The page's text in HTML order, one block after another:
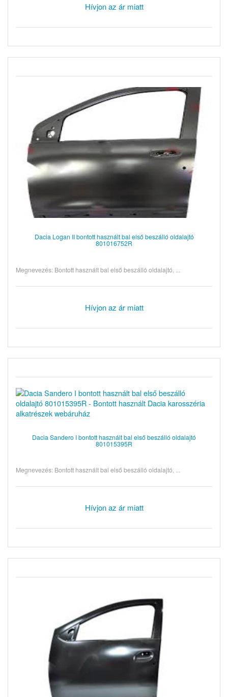
Hívjon az ár miatt
Dacia Logan II bontott használt bal első beszálló oldalajtó
801016752R
Megnevezés: Bontott használt bal első beszálló oldalajtó, ...
Hívjon az ár miatt
Dacia Sandero I bontott használt bal első beszálló oldalajtó
801015395R
Megnevezés: Bontott használt bal első beszálló oldalajtó, ...
Hívjon az ár miatt